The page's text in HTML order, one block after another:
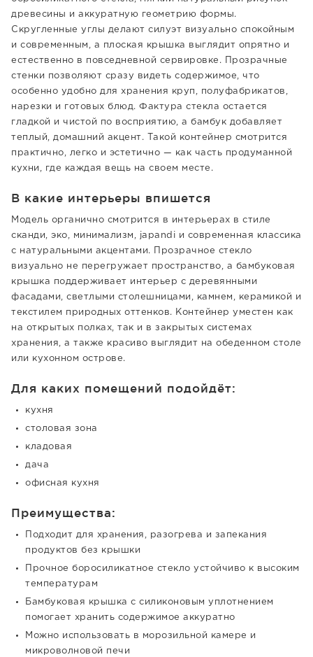
древесины и аккуратную геометрию формы.
Скругленные углы делают силуэт визуально спокойным
и современным, а плоская крышка выглядит опрятно и
естественно в повседневной сервировке. Прозрачные
стенки позволяют сразу видеть содержимое, что
особенно удобно для хранения круп, полуфабрикатов,
нарезки и готовых блюд. Фактура стекла остается
гладкой и чистой по восприятию, а бамбук добавляет
теплый, домашний акцент. Такой контейнер смотрится
практично, легко и эстетично — как часть продуманной
кухни, где каждая вещь на своем месте.
В какие интерьеры впишется
Модель органично смотрится в интерьерах в стиле
сканди, эко, минимализм, japandi и современная классика
с натуральными акцентами. Прозрачное стекло
визуально не перегружает пространство, а бамбуковая
крышка поддерживает интерьер с деревянными
фасадами, светлыми столешницами, камнем, керамикой и
текстилем природных оттенков. Контейнер уместен как
на открытых полках, так и в закрытых системах
хранения, а также красиво выглядит на обеденном столе
или кухонном острове.
Для каких помещений подойдёт:
кухня
столовая зона
кладовая
дача
офисная кухня
Преимущества:
Подходит для хранения, разогрева и запекания
продуктов без крышки
Прочное боросиликатное стекло устойчиво к высоким
температурам
Бамбуковая крышка с силиконовым уплотнением
помогает хранить содержимое аккуратно
Можно использовать в морозильной камере и
микроволновой печи